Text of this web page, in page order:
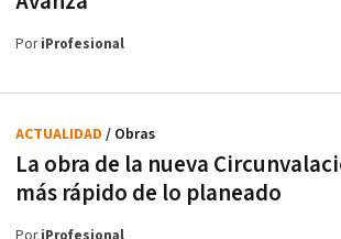
PoriProfesional
La obra de la nueva
más rápido de lo planeado
ACTUALIDAD / Obras